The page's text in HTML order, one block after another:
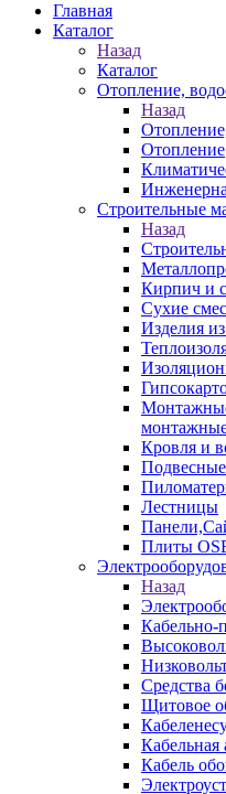
Главная
Каталог
Назад
Каталог
Отопление,
Назад
Отопление
Строительные
Назад
Кирпич и
Сухие
Изделия
Кровля и
Лестницы
Плиты
Назад
Кабельно-
Средства
Щитовое
Кабельная
Кабель